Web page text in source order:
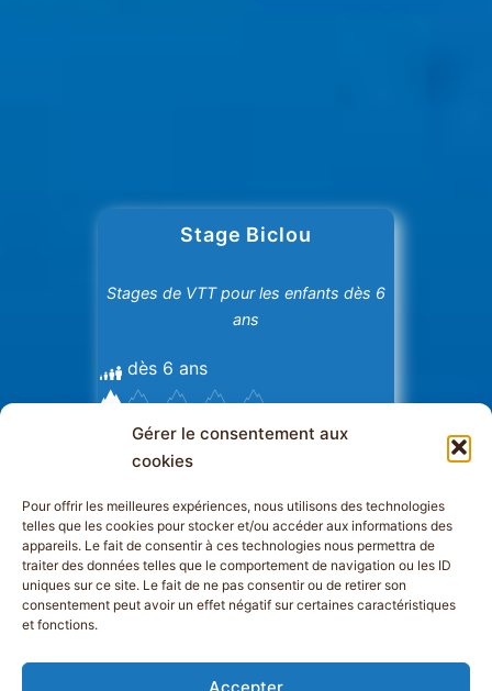
Gérer le consentement aux
cookies
Pour offrir les meilleures expériences, nous utilisons des technologies
telles que les cookies pour stocker et/ou accéder aux informations des
appareils. Le fait de consentir à ces technologies nous permettra de
traiter des données telles que le comportement de navigation ou les ID
uniques sur ce site. Le fait de ne pas consentir ou de retirer son
consentement peut avoir un effet négatif sur certaines caractéristiques
et fonctions.
Accepter
Stage Biclou
Stages de VTT pour les enfants dès 6
ans
dès 6 ans